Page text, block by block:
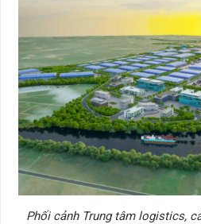
Phối cảnh Trung tâm logistics,